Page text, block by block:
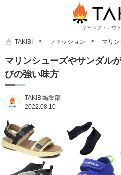
キャンプ・アウ
TAKIBI ファッション マリ
マリンシューズやサンダル
びの強い味方
TAKIBI編集部
2022.08.10